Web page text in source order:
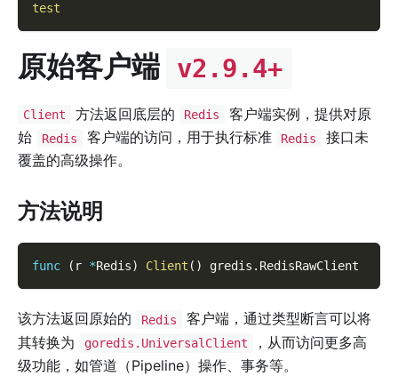
test
原始客户端 v2.9.4+
Client 方法返回底层的 Redis
客户端实例，提供对原
始
Redis 客户端的访问，用于执行标准 Redis
接口未
覆盖的高级操作。
方法说明
func ( r *Redis) Client ( ) gredis . RedisRawClient
该方法返回原始的 Redis
客户端，通过类型断言可以将
其转换为
goredis.UniversalClient
，从而访问更多高
级功能，如管道（Pipeline）操作、事务等。